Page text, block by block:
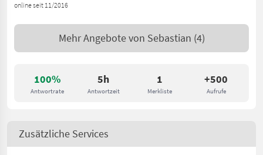
100%
Antwortrate
5h
Antwortzeit
1
Merkliste
+500
Aufrufe
online seit 11/2016
Mehr Angebote von Sebastian (4)
Zusätzliche Services